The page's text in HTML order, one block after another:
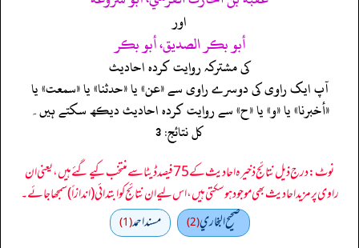
اور
أبو بكر الصديق، أبو بكر
کی مشترکہ روایت کردہ احادیث
آپ ایک راوی کی دوسرے راوی سے «عن» یا «حدثنا» یا «سمعت» یا
«أخبرنا» یا «و» یا «ح» سے روایت کردہ احادیث دیکھ سکتے ہیں۔
کل نتائج: 3
نوٹ: درج ذیل نتائج ذخیرہ احادیث کے 75 فیصد ڈیٹا سے منتخب کیے گئے ہیں، یعنی ان
راوی پر مزید احادیث بھی موجود ہو سکتی ہیں، اس لیے ان نتائج کو ابتدائی (اندازاً) سمجھا جائے۔
صحيح البخاري(2) مسند احمد(1)